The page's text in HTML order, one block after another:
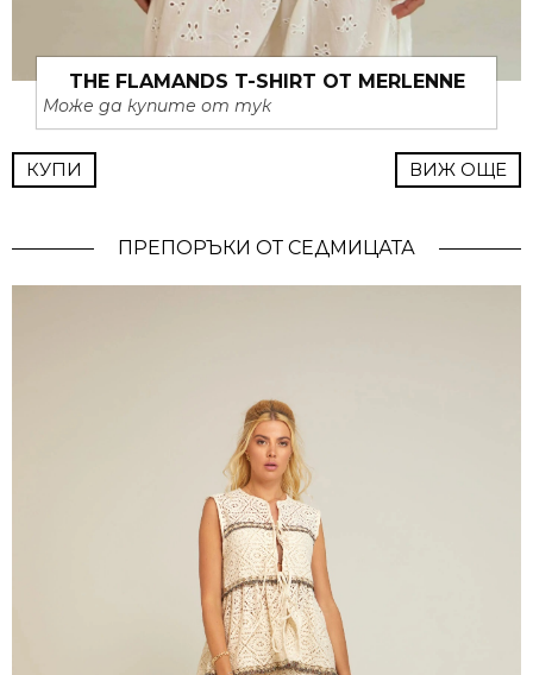
THE FLAMANDS T-SHIRT ОТ MERLENNE
Може да купите от тук
КУПИ ВИЖ ОЩЕ
ПРЕПОРЪКИ ОТ СЕДМИЦАТА